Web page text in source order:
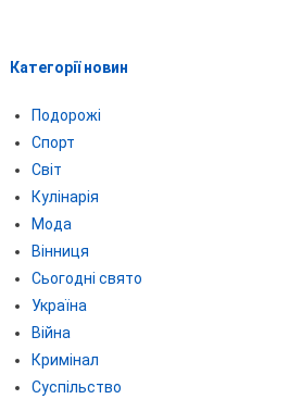
Категорії новин
Подорожі
Спорт
Світ
Кулінарія
Мода
Вінниця
Сьогодні свято
Україна
Війна
Кримінал
Суспільство